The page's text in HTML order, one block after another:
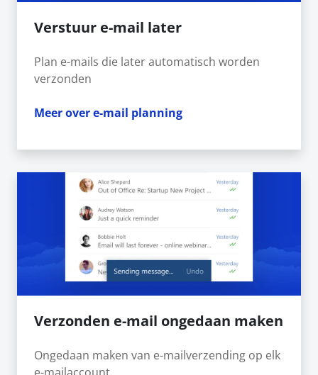
Verstuur e-mail later
Plan e-mails die later automatisch worden
verzonden
Meer over e-mail planning
Verzonden e-mail ongedaan maken
Ongedaan maken van e-mailverzending op elk